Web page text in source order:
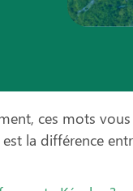
ces mots
la différence